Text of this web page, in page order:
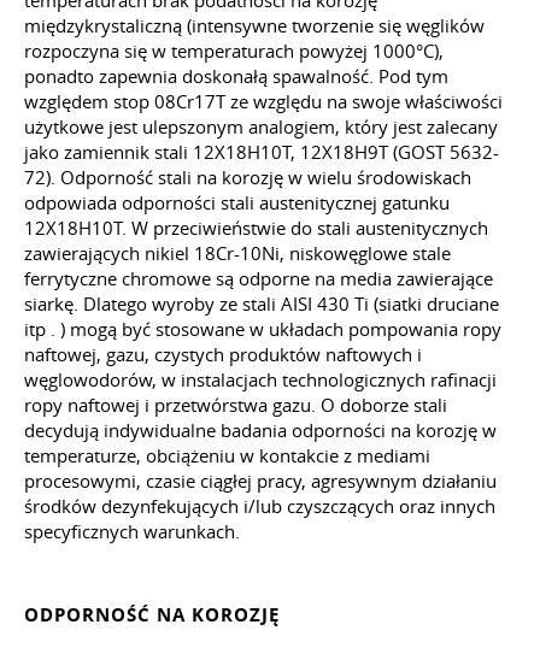
międzykrystaliczną (intensywne tworzenie się węglików
rozpoczyna się w temperaturach powyżej 1000°C),
ponadto zapewnia doskonałą spawalność. Pod tym
względem stop 08Cr17T ze względu na swoje właściwości
użytkowe jest ulepszonym analogiem, który jest zalecany
jako zamiennik stali 12X18H10T, 12X18H9T (GOST 5632-
72). Odporność stali na korozję w wielu środowiskach
odpowiada odporności stali austenitycznej gatunku
12Х18Н10Т. W przeciwieństwie do stali austenitycznych
zawierających nikiel 18Cr-10Ni, niskowęglowe stale
ferrytyczne chromowe są odporne na media zawierające
siarkę. Dlatego wyroby ze stali AISI 430 Ti (siatki druciane
itp ) mogą być stosowane w układach pompowania ropy
naftowej, gazu, czystych produktów naftowych i
węglowodorów, w instalacjach technologicznych rafinacji
ropy naftowej i przetwórstwa gazu. O doborze stali
decydują indywidualne badania odporności na korozję w
temperaturze, obciążeniu w kontakcie z mediami
procesowymi, czasie ciągłej pracy, agresywnym działaniu
środków dezynfekujących i/lub czyszczących oraz innych
specyficznych warunkach.
ODPORNOŚĆ NA KOROZJĘ